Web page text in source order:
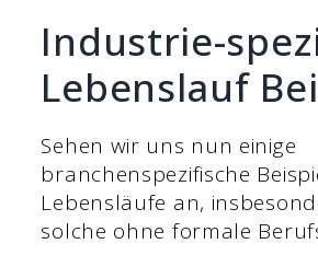
Industrie-
Lebenslauf
Sehen wir uns nun einige
branchenspezifische
Lebensläufe an,
solche ohne formale